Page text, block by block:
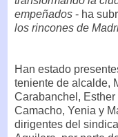
empeñados - ha
los rincones de
Han estado
teniente de alcalde,
Carabanchel,
Camacho, Yenia y
dirigentes del